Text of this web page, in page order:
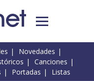
Novedades
Canciones
Portadas Listas